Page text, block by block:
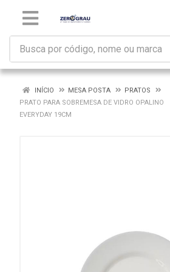
INÍCIO MESA POSTA
PRATOS
PRATO PARA SOBREMESA DE VIDRO OPALINO
EVERYDAY 19CM